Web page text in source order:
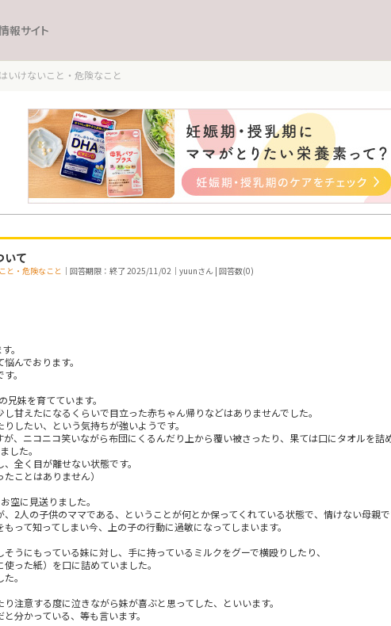
報サイト
いけないこと・危険なこと
いて
と・危険なこと ｜回答期限：終了 2025/11/02｜yuunさん | 回答数(0)
。
んでおります。
。
妹を育てています。
甘えたになるくらいで目立った赤ちゃん帰りなどはありませんでした。
したい、という気持ちが強いようです。
、ニコニコ笑いながら布団にくるんだり上から覆い被さったり、果ては口にタオルを詰
した。
全く目が離せない状態です。
ことはありません）
空に見送りました。
2人の子供のママである、ということが何とか保ってくれている状態で、情けない母親で
って知ってしまい今、上の子の行動に過敏になってしまいます。
うにもっている妹に対し、手に持っているミルクをグーで横殴りしたり、
った紙）を口に詰めていました。
。
注意する度に泣きながら妹が喜ぶと思ってした、といいます。
分かっている、等も言います。